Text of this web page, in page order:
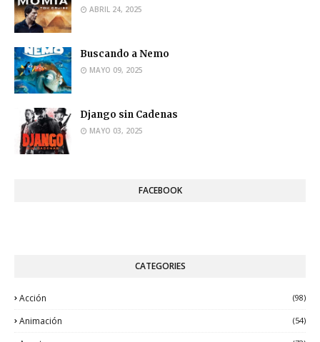
ABRIL 24, 2025
Buscando a Nemo
MAYO 09, 2025
Django sin Cadenas
MAYO 03, 2025
FACEBOOK
CATEGORIES
Acción (98)
Animación (54)